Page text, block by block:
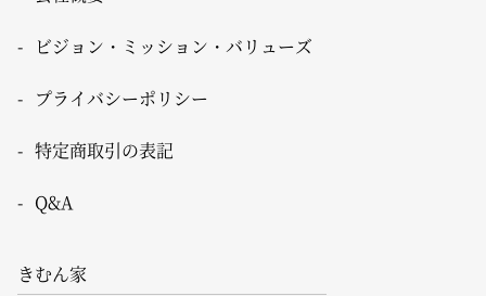
ビジョン・ミッション・バリューズ
プライバシーポリシー
特定商取引の表記
Q&A
きむん家